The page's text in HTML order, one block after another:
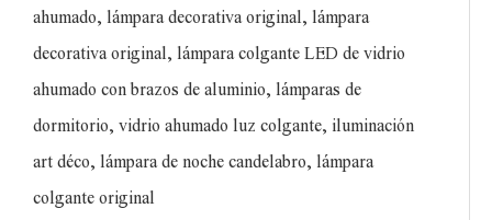
ahumado, lámpara decorativa original, lámpara
decorativa original, lámpara colgante LED de vidrio
ahumado con brazos de aluminio, lámparas de
dormitorio, vidrio ahumado luz colgante, iluminación
art déco, lámpara de noche candelabro, lámpara
colgante original